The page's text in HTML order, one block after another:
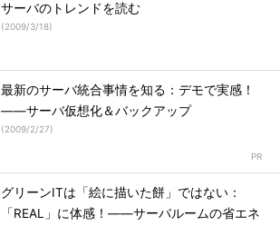
サーバのトレンドを読む
(2009/3/18)
最新のサーバ統合事情を知る：デモで実感！
――サーバ仮想化＆バックアップ
(2009/2/27)
グリーンITは「絵に描いた餅」ではない：
「REAL」に体感！――サーバルームの省エネ